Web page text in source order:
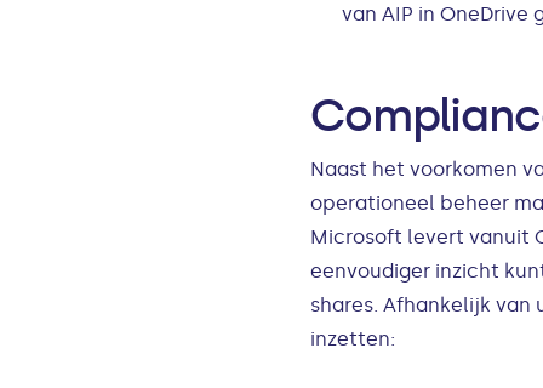
van AIP in
Naast het voorkomen
operationeel beheer
Microsoft levert vanuit
eenvoudiger inzicht
shares. Afhankelijk
inzetten: